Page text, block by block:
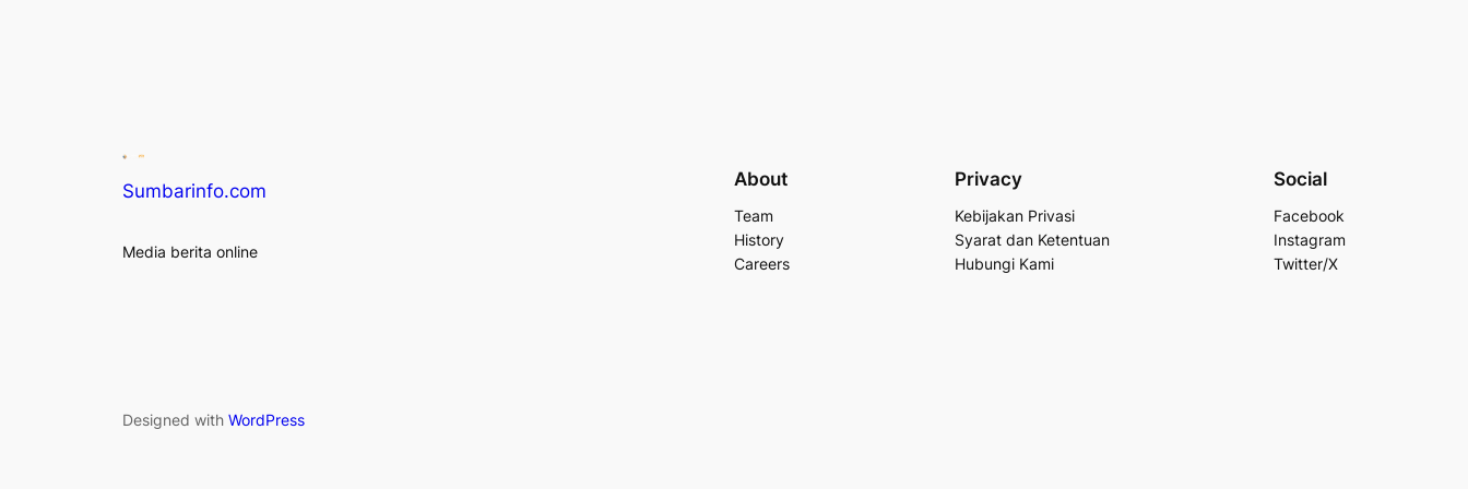
Sumbarinfo.com
Media berita online
About
Team
History
Careers
Privacy
Kebijakan Privasi
Syarat dan Ketentuan
Hubungi Kami
Social
Facebook
Instagram
Twitter/X
Designed with WordPress